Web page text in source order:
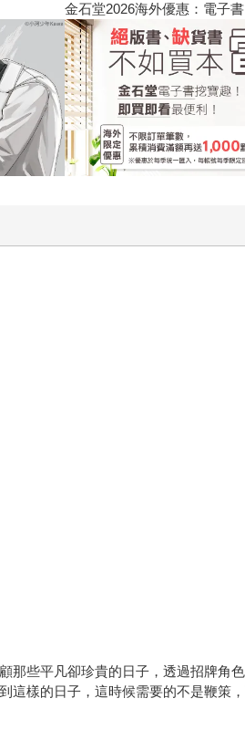
2026金石堂暑假漫博〈你好，我
些平凡卻珍貴的日子，透過招牌角
樣的日子，這時候需要的不是鞭策